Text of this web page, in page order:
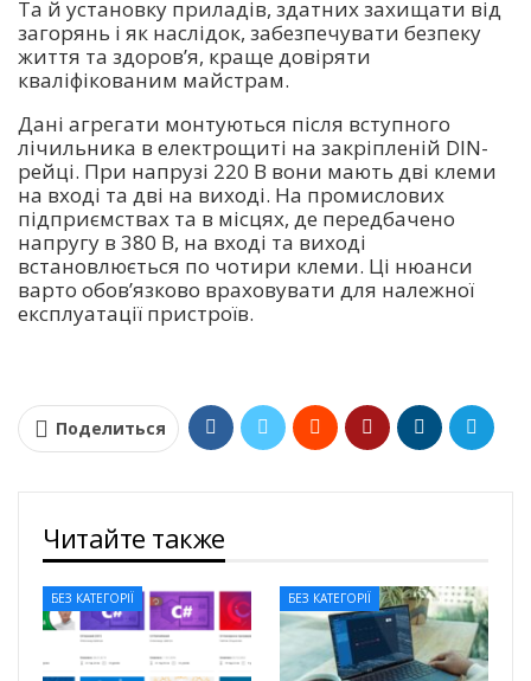
Та й установку приладів, здатних захищати від
загорянь і як наслідок, забезпечувати безпеку
життя та здоров’я, краще довіряти
кваліфікованим майстрам.
Дані агрегати монтуються після вступного
лічильника в електрощиті на закріпленій DIN-
рейці. При напрузі 220 В вони мають дві клеми
на вході та дві на виході. На промислових
підприємствах та в місцях, де передбачено
напругу в 380 В, на вході та виході
встановлюється по чотири клеми. Ці нюанси
варто обов’язково враховувати для належної
експлуатації пристроїв.
Поделиться
Читайте также
БЕЗ КАТЕГОРІЇ БЕЗ КАТЕГОРІЇ